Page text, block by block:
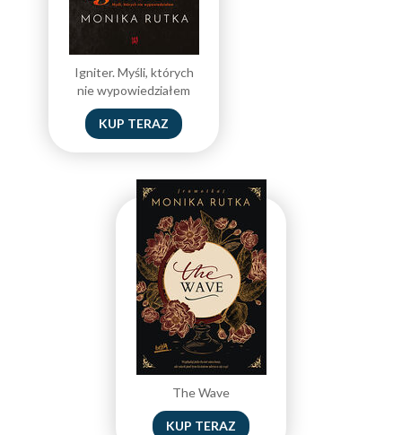
Igniter. Myśli, których
nie wypowiedziałem
KUP TERAZ
The Wave
KUP TERAZ